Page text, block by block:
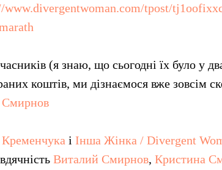
www.divergentwoman.com/tpost/
(я знаю, що сьогодні їх було у
коштів, ми дізнаємося вже зовсім
і Інша Жінка / Divergent
Виталий Смирнов, Кристина